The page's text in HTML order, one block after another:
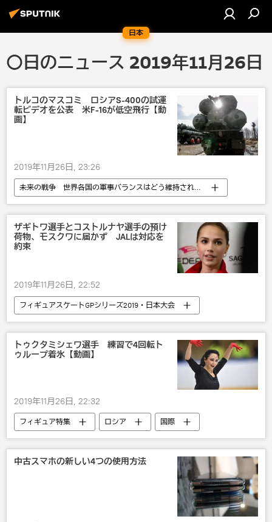
日本
〇日のニュース 2019年11月26日
トルコのマスコミ ロシアS-400の試運
転ビデオを公表 米F-16が低空飛行【動
画】
2019年11月26日, 23:26
未来の戦争 世界各国の軍事バランスはどう維持されているか
政治
ロシア 国際
米国
中東
トルコ
S-400 「トリウームフ」
ザギトワ選手とコストルナヤ選手の預け
荷物、モスクワに届かず JALは対応を
約束
2019年11月26日, 22:52
フィギュアスケートGPシリーズ2019・日本大会
フィギュア特集
スポーツ
社会
ロシア
国際
アリョーナ・コストルナヤ
トゥクタミシェワ選手 練習で4回転ト
ゥループ着氷【動画】
2019年11月26日, 22:32
フィギュア特集 ロシア
国際
スポーツ
社会
フィギュアスケート
エリザベータ・トゥクタミシェワ
中古スマホの新しい4つの使用方法